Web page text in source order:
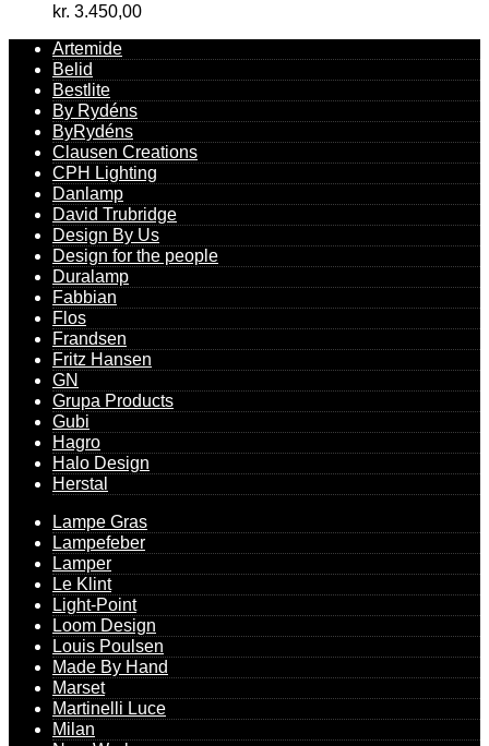
kr. 3.450,00
Artemide
Belid
Bestlite
By Rydéns
ByRydéns
Clausen Creations
CPH Lighting
Danlamp
David Trubridge
Design By Us
Design for the people
Duralamp
Fabbian
Flos
Frandsen
Fritz Hansen
GN
Grupa Products
Gubi
Hagro
Halo Design
Herstal
Lampe Gras
Lampefeber
Lamper
Le Klint
Light-Point
Loom Design
Louis Poulsen
Made By Hand
Marset
Martinelli Luce
Milan